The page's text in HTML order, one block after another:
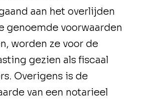
aan het overlijden
genoemde voorwaarden
worden ze voor de
gezien als fiscaal
Overigens is de
van een notarieel